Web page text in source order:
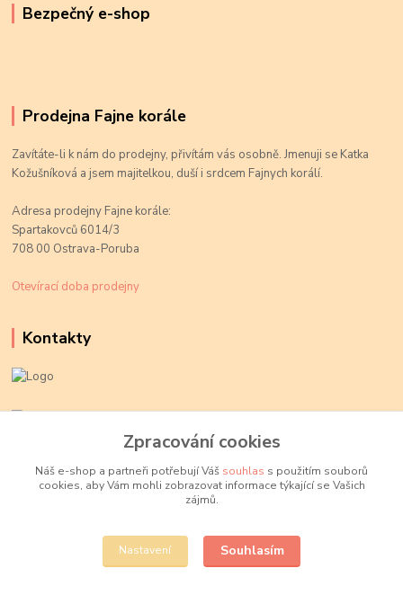
Bezpečný e-shop
Prodejna Fajne korále
Zavítáte-li k nám do prodejny, přivítám vás osobně. Jmenuji se Katka
Kožušníková a jsem majitelkou, duší i srdcem Fajnych korálí.
Adresa prodejny Fajne korále:
Spartakovců 6014/3
708 00 Ostrava-Poruba
Otevírací doba prodejny
Kontakty
+420 774 719 784
info@fajnekorale.cz
Zpracování cookies
Náš e-shop a partneři potřebují Váš souhlas s použitím souborů
cookies, aby Vám mohli zobrazovat informace týkající se Vašich
zájmů.
Nastavení Souhlasím